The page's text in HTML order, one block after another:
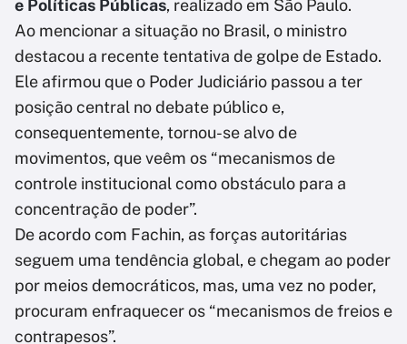
e Políticas Públicas, realizado em São Paulo.
Ao mencionar a situação no Brasil, o ministro
destacou a recente tentativa de golpe de Estado.
Ele afirmou que o Poder Judiciário passou a ter
posição central no debate público e,
consequentemente, tornou-se alvo de
movimentos, que veêm os “mecanismos de
controle institucional como obstáculo para a
concentração de poder”.
De acordo com Fachin, as forças autoritárias
seguem uma tendência global, e chegam ao poder
por meios democráticos, mas, uma vez no poder,
procuram enfraquecer os “mecanismos de freios e
contrapesos”.